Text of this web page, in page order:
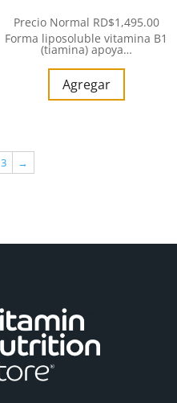
Precio Normal RD$1,495.00
Forma liposoluble vitamina B1
(tiamina) apoya…
Agregar
3 →